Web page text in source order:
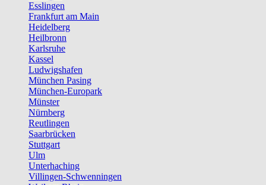
Esslingen
Frankfurt am Main
Heidelberg
Heilbronn
Karlsruhe
Kassel
Ludwigshafen
München Pasing
München-Europark
Münster
Nürnberg
Reutlingen
Saarbrücken
Stuttgart
Ulm
Unterhaching
Villingen-Schwenningen